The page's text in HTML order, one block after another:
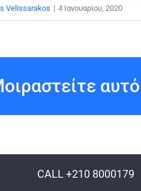
Velissarakos | 4 Ιανουαρίου, 2020
CALL +210 8000179